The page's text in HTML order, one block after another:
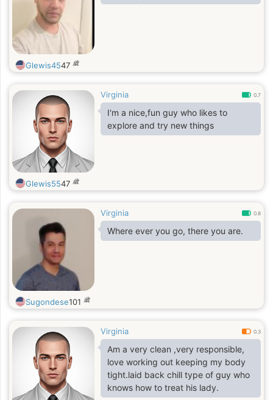
Glewis4547 歳
Virginia 0.7
I'm a nice,fun guy who likes to
explore and try new things
Glewis5547 歳
Virginia 0.8
Where ever you go, there you are.
Sugondese101 歳
Virginia 0.3
Am a very clean ,very responsible,
love working out keeping my body
tight.laid back chill type of guy who
knows how to treat his lady.